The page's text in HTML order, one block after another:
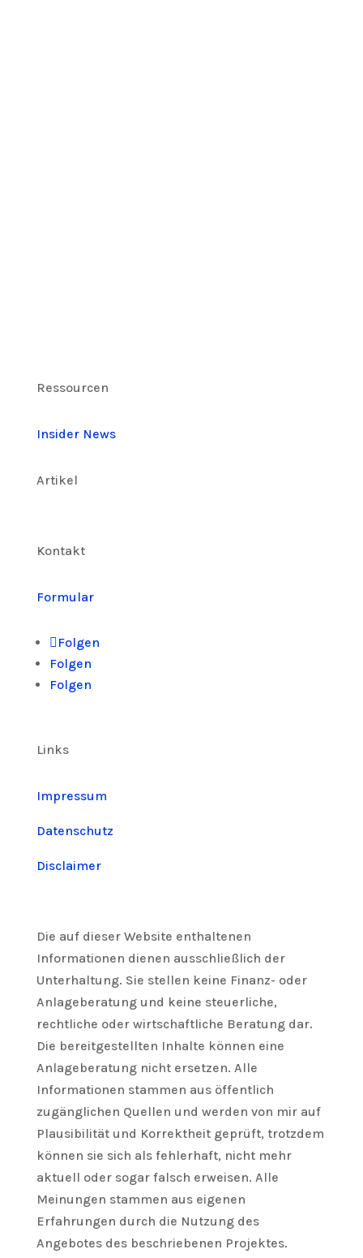
Ressourcen
Insider News
Artikel
Kontakt
Formular
Folgen
Folgen
Folgen
Links
Impressum
Datenschutz
Disclaimer
Die auf dieser Website enthaltenen
Informationen dienen ausschließlich der
Unterhaltung. Sie stellen keine Finanz- oder
Anlageberatung und keine steuerliche,
rechtliche oder wirtschaftliche Beratung dar.
Die bereitgestellten Inhalte können eine
Anlageberatung nicht ersetzen. Alle
Informationen stammen aus öffentlich
zugänglichen Quellen und werden von mir auf
Plausibilität und Korrektheit geprüft, trotzdem
können sie sich als fehlerhaft, nicht mehr
aktuell oder sogar falsch erweisen. Alle
Meinungen stammen aus eigenen
Erfahrungen durch die Nutzung des
Angebotes des beschriebenen Projektes.